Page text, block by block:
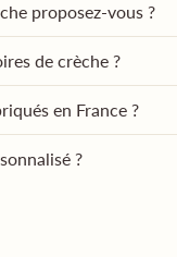
proposez-vous ?
de crèche ?
en France ?
?